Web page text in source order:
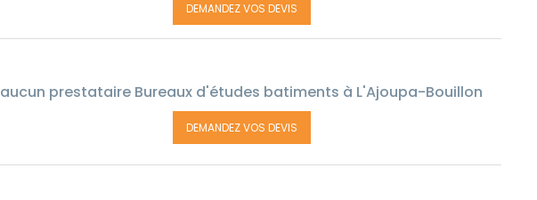
DEMANDEZ VOS DEVIS
aucun prestataire Bureaux d'études batiments à L'Ajoupa-Bouillon
DEMANDEZ VOS DEVIS